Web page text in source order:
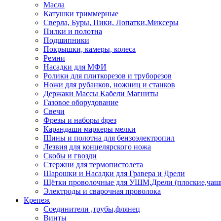
Масла
Катушки триммерные
Сверла, Буры, Пики, Лопатки,Миксеры
Пилки и полотна
Подшипники
Покрышки, камеры, колеса
Ремни
Насадки для МФИ
Ролики для плиткорезов и труборезов
Ножи для рубанков, ножниц и станков
Держаки Массы Кабели Магниты
Газовое оборудование
Свечи
Фрезы и наборы фрез
Карандаши маркеры мелки
Шины и полотна для бензоэлектропил
Лезвия для концелярского ножа
Скобы и гвозди
Стержни для термопистолета
Шарошки и Насадки для Гравера и Дрели
Щётки проволочные для УШМ,Дрели
Электроды и сварочная проволока
Крепеж
Соединители ,трубы,флянец
Винты